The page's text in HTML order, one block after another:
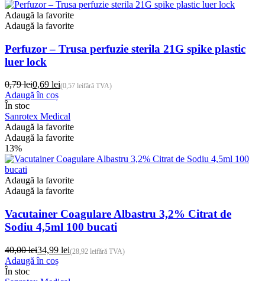
Adaugă la favorite
Adaugă la favorite
Perfuzor – Trusa perfuzie sterila 21G spike plastic
luer lock
0,79lei
Prețul
inițial
a
fost:
0,79 lei.
0,69 lei
Prețul
curent
este:
0,69 lei.
(0,57 leifără TVA)
Adaugă în coș
În stoc
Sanrotex Medical
Adaugă la favorite
Adaugă la favorite
13%
Adaugă la favorite
Adaugă la favorite
Vacutainer Coagulare Albastru 3,2% Citrat de
Sodiu 4,5ml 100 bucati
40,00lei
Prețul
inițial
a
34,99 lei
Prețul
curent
este:
(28,92 leifără TVA)
Adaugă în coș
În stoc